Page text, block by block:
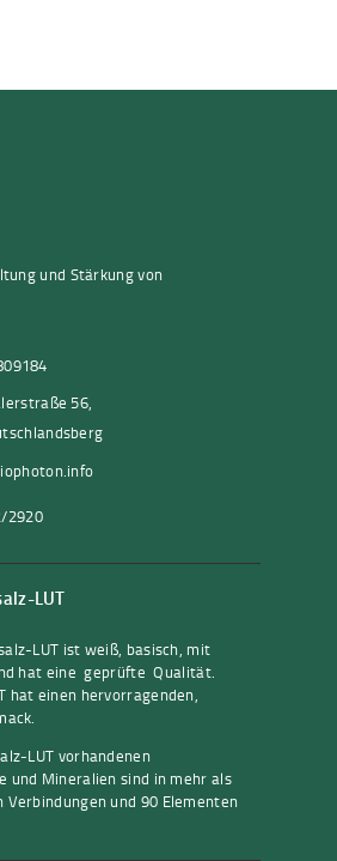
und Stärkung von
56,
2920
LUT
LUT ist weiß, basisch, mit
hat eine geprüfte Qualität.
hat einen hervorragenden,
LUT vorhandenen
und Mineralien sind in mehr als
Verbindungen und 90 Elementen